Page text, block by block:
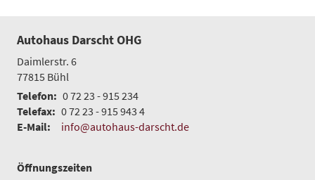
Autohaus Darscht OHG
Daimlerstr. 6
77815 Bühl
Telefon: 0 72 23 - 915 234
Telefax: 0 72 23 - 915 943 4
E-Mail:
info@autohaus-darscht.de
Öffnungszeiten